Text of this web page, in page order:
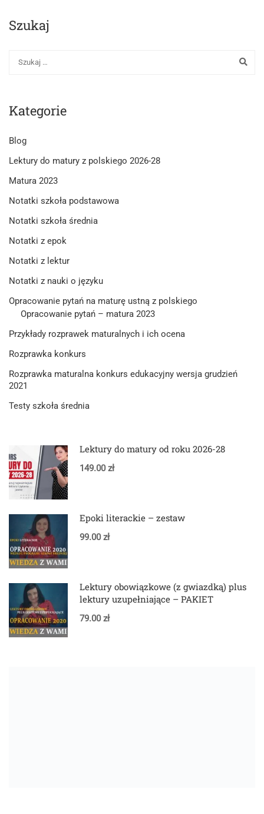
Szukaj
Kategorie
Blog
Lektury do matury z polskiego 2026-28
Matura 2023
Notatki szkoła podstawowa
Notatki szkoła średnia
Notatki z epok
Notatki z lektur
Notatki z nauki o języku
Opracowanie pytań na maturę ustną z polskiego
Opracowanie pytań – matura 2023
Przykłady rozprawek maturalnych i ich ocena
Rozprawka konkurs
Rozprawka maturalna konkurs edukacyjny wersja grudzień
2021
Testy szkoła średnia
Lektury do matury od roku 2026-28
149.00 zł
Epoki literackie – zestaw
99.00 zł
Lektury obowiązkowe (z gwiazdką) plus
lektury uzupełniające – PAKIET
79.00 zł